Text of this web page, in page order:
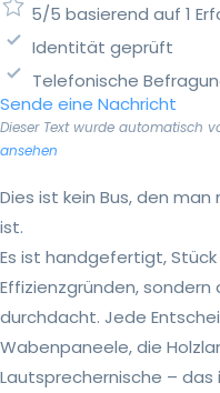
5/5 basierend auf 1
Identität geprüft
Telefonische
Sende eine Nachricht
Dieser Text wurde automatisch
ansehen
Dies ist kein Bus, den
ist.
Es ist handgefertigt,
Effizienzgründen,
durchdacht. Jede
Wabenpaneele, die
Lautsprechernische – das